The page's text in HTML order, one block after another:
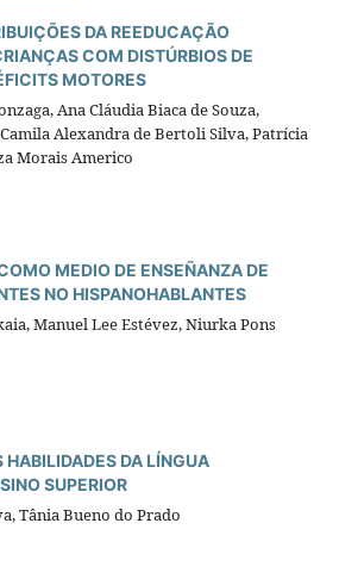
DA REEDUCAÇÃO
COM DISTÚRBIOS DE
MOTORES
Ana Cláudia Biaca de Souza,
Camila Alexandra de Bertoli Silva, Patrícia
Morais Americo
MEDIO DE ENSEÑANZA DE
NO HISPANOHABLANTES
Manuel Lee Estévez, Niurka Pons
HABILIDADES DA LÍNGUA
SUPERIOR
Tânia Bueno do Prado